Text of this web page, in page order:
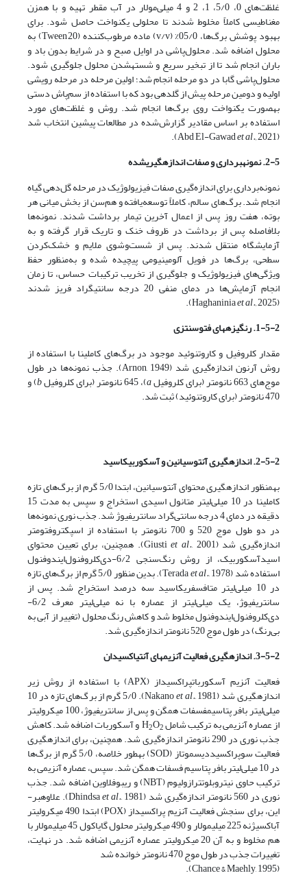
غلظت‌های 0، 5/0، 1، 2 و 4 میلی‌مولار در آب مقطر تهیه و با همزن
مغناطیسی کاملاً مخلوط شدند تا محلولی یکنواخت حاصل شود. برای
بهبود پوشش برگ‌ها، 05/0% (v/v) ماده مرطوب‌کننده (Tween 20) به
محلول اضافه شد. محلول‌پاشی در اوایل صبح و در شرایط بدون باد و
باران انجام شد تا از تبخیر سریع و شسته­شدن محلول جلوگیری شود.
محلول‌پاشی گابا در دو مرحله انجام شد؛ اولین مرحله در مرحله رویشی
اولیه و دومین مرحله پیش از گلدهی بود که با استفاده از سم‌پاش دستی
به­صورت یکنواخت روی برگ‌ها انجام شد. روش و غلظت‌های مورد
استفاده بر اساس مقادیر گزارش‌شده در مطالعات پیشین انتخاب شد
(Abd El-Gawad
et al.,2021).
2-5. نمونه­برداری و صفات اندازه­گیری
شده
نمونه‌برداری برای اندازه‌گیری صفات فیزیولوژیک در مرحله گل‌دهی گیاه
انجام شد. برگ‌های سالم، کاملاً توسعه‌یافته و هم‌سن از بخش میانی هر
بوته، هفت روز پس از اعمال آخرین تیمار برداشت شدند. نمونه‌ها
بلافاصله پس از برداشت در ظروف خنک و تاریک قرار گرفته و به
آزمایشگاه منتقل شدند. پس از شست‌وشوی ملایم و خشک‌کردن
سطحی، برگ‌ها در فویل آلومینیومی پیچیده شده و به‌منظور حفظ
ویژگی‌های فیزیولوژیک و جلوگیری از تخریب ترکیبات حساس، تا زمان
انجام آزمایش‌ها در دمای منفی 20 درجه سانتی­گراد فریز شدند
(Haghaninia
et al.,2025).
1-5-2. رنگیزه­های فتوسنتزی
مقدار کلروفیل و کاروتنوئید موجود در برگ‌های کاملینا با استفاده از
روش آرنون اندازه‌گیری شد (Arnon, 1949). جذب نمونه‌ها در طول
موج‌های 663 نانومتر (برای کلروفیل a)، 645 نانومتر (برای کلروفیل b) و
470 نانومتر (برای کاروتنوئید) ثبت شد.
2-5-2. اندازه­گیری آنتوسیانین و آسکوربیک
اسید
به­منظور اندازه­گیری محتوای آنتوسیانین، ابتدا 5/0 گرم از برگ‌های تازه
کاملینا در 10 میلی‌لیتر متانول اسیدی استخراج و سپس به مدت 15
دقیقه در دمای 4 درجه سانتی‌گراد سانتریفیوژ شد. جذب نوری نمونه‌ها
در دو طول موج 520 و 700 نانومتر با استفاده از اسپکتروفتومتر
اندازه‌گیری شد (Giusti et al. , 2001). همچنین، برای تعیین محتوای
اسیدآسکوربیک، از روش رنگ‌سنجی 6/2-دی‌کلروفنول‌ایندوفنول
استفاده شد (Terada et al. , 1978). بدین منظور 5/0 گرم از برگ‌های تازه
در 10 میلی‌لیتر متافسفریک­اسید سه درصد استخراج شد. پس از
سانتریفیوژ، یک میلی‌لیتر از عصاره با نه میلی‌لیتر معرف 6/2-
دی‌کلروفنول‌ایندوفنول مخلوط شد و کاهش رنگ محلول (تغییر از آبی به
بی‌رنگ) در طول موج 520 نانومتر اندازه‌گیری شد.
3-5-2. اندازه­گیری فعالیت آنزیم­های آنتی­اکسیدان
فعالیت آنزیم آسکوربات­پراکسیداز (APX) با استفاده از روش زیر
اندازه­گیری شد (Nakano et al. , 1981). 5/0 گرم از برگ‌های تازه در 10
میلی‌لیتر بافر پتاسیم­فسفات همگن و پس از سانتریفیوژ، 100 میکرولیتر
از عصاره آنزیمی به ترکیب شامل H 2O2 و آسکوربات اضافه شد. کاهش
جذب نوری در 290 نانومتر اندازه‌گیری شد. همچنین، برای اندازه­گیری
فعالیت سوپراکسیددیسموتاز (SOD) به­طور خلاصه، 5/0 گرم از برگ‌ها
در 10 میلی‌لیتر بافر پتاسیم فسفات همگن شد. سپس، عصاره آنزیمی به
ترکیب حاوی نیتروبلوتترازولیوم (NBT) و ریبوفلاوین اضافه شد. جذب
نوری در 560 نانومتر اندازه‌گیری شد (Dhindsa et al. , 1981). علاوه­بر­
این، برای سنجش فعالیت آنزیم پراکسیداز (POX) ابتدا 490 میکرولیتر
آب­اکسیژنه 225 میلی­مولار و 490 میکرولیتر محلول گایاکول 45 میلی­مولار با
هم مخلوط و به آن 20 میکرولیتر عصاره آنزیمی اضافه شد. در نهایت،
تغییرات جذب در طول موج 470 نانومتر خوانده شد
(Chance & Maehly, 1995).